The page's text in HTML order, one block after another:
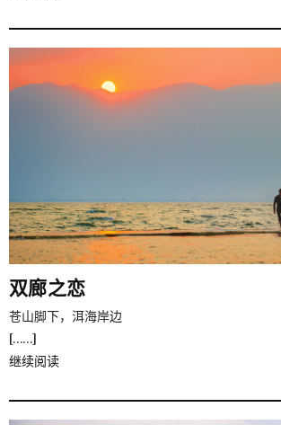
双廊之恋
苍山脚下，洱海岸边
[……]
继续阅读